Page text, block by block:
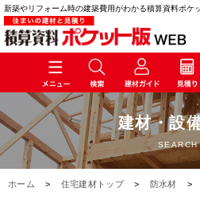
新築やリフォーム時の建築費用がわかる積算資料ポケ
建材・設
SEARCH
ホーム > 住宅建材トップ > 防水材 >